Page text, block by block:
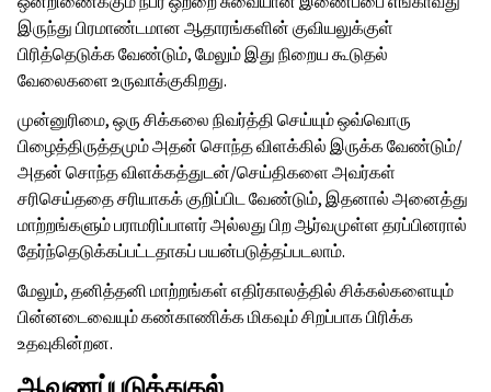
இருந்து பிரமாண்டமான ஆதாரங்களின் குவியலுக்குள்
பிரித்தெடுக்க வேண்டும், மேலும் இது நிறைய கூடுதல்
வேலைகளை உருவாக்குகிறது.
முன்னுரிமை, ஒரு சிக்கலை நிவர்த்தி செய்யும் ஒவ்வொரு
பிழைத்திருத்தமும் அதன் சொந்த விளக்கில் இருக்க வேண்டும்/
அதன் சொந்த விளக்கத்துடன்/செய்திகளை அவர்கள்
சரிசெய்ததை சரியாகக் குறிப்பிட வேண்டும், இதனால் அனைத்து
மாற்றங்களும் பராமரிப்பாளர் அல்லது பிற ஆர்வமுள்ள தரப்பினரால்
தேர்ந்தெடுக்கப்பட்டதாகப் பயன்படுத்தப்படலாம்.
மேலும், தனித்தனி மாற்றங்கள் எதிர்காலத்தில் சிக்கல்களையும்
பின்னடைவையும் கண்காணிக்க மிகவும் சிறப்பாக பிரிக்க
உதவுகின்றன.